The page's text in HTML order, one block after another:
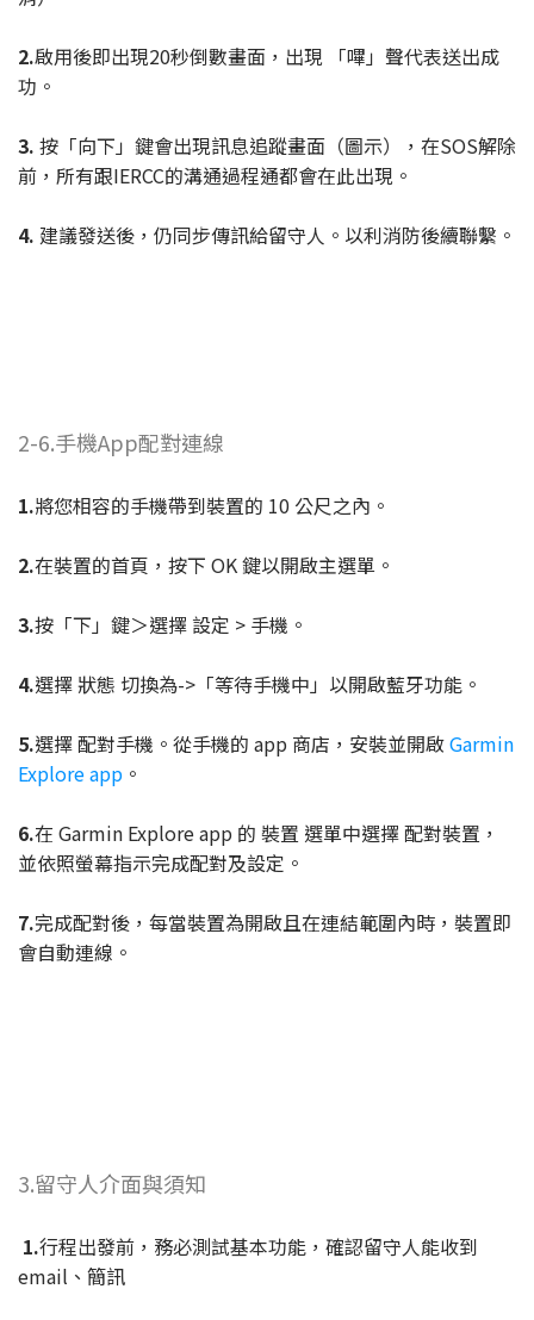
2.啟用後即出現20秒倒數畫面，出現 「嗶」聲代表送出成
功。
3. 按「向下」鍵會出現訊息追蹤畫面（圖示），在SOS解除
前，所有跟IERCC的溝通過程通都會在此出現。
4. 建議發送後，仍同步傳訊給留守人。以利消防後續聯繫。
2-6.手機App配對連線
1.將您相容的手機帶到裝置的 10 公尺之內。
2.在裝置的首頁，按下 OK 鍵以開啟主選單。
3.按「下」鍵＞選擇 設定 > 手機。
4.選擇 狀態 切換為->「等待手機中」以開啟藍牙功能。
5.選擇 配對手機。從手機的 app 商店，安裝並開啟Garmin
Explore app 。
6.在 Garmin Explore app 的 裝置 選單中選擇 配對裝置，
並依照螢幕指示完成配對及設定。
7.完成配對後，每當裝置為開啟且在連結範圍內時，裝置即
會自動連線。
3.留守人介面與須知
1.行程出發前，務必測試基本功能，確認留守人能收到
email、簡訊